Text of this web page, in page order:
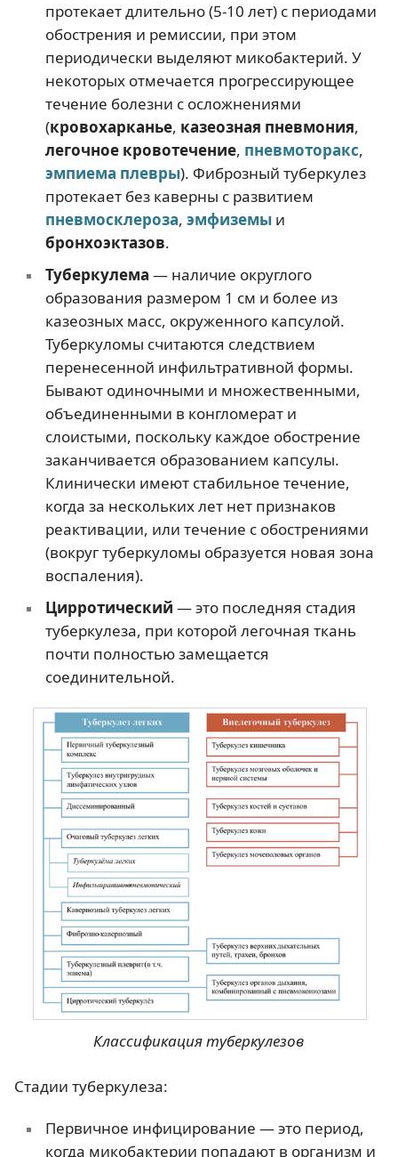
протекает длительно (5-10 лет) с периодами
обострения и ремиссии, при этом
периодически выделяют микобактерий. У
некоторых отмечается прогрессирующее
течение болезни с осложнениями
(кровохарканье, казеозная пневмония,
легочное кровотечение, пневмоторакс,
эмпиема плевры). Фиброзный туберкулез
протекает без каверны с развитием
пневмосклероза, эмфиземыи
бронхоэктазов.
Туберкулема — наличие округлого
образования размером 1 см и более из
казеозных масс, окруженного капсулой.
Туберкуломы считаются следствием
перенесенной инфильтративной формы.
Бывают одиночными и множественными,
объединенными в конгломерат и
слоистыми, поскольку каждое обострение
заканчивается образованием капсулы.
Клинически имеют стабильное течение,
когда за нескольких лет нет признаков
реактивации, или течение с обострениями
(вокруг туберкуломы образуется новая зона
воспаления).
Цирротический — это последняя стадия
туберкулеза, при которой легочная ткань
почти полностью замещается
соединительной.
Классификация туберкулезов
Стадии туберкулеза:
Первичное инфицирование — это период,
когда микобактерии попадают в организм и